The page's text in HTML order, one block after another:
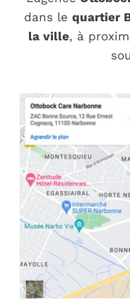
dans le quartier
la ville, à